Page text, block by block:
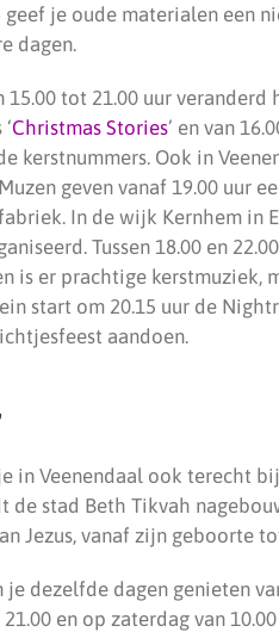
je oude materialen een
dagen.
tot 21.00 uur
Christmas Stories’ en van
kerstnummers. Ook in
geven vanaf 19.00 uur
In de wijk Kernhem
Tussen 18.00 en
is er prachtige kerstmuziek,
start om 20.15 uur de
aandoen.
in Veenendaal ook terecht
de stad Beth Tikvah
Jezus, vanaf zijn geboorte
je dezelfde dagen genieten
en op zaterdag van